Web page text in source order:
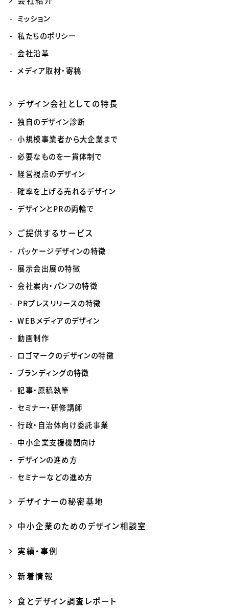
ミッション
私たちのポリシー
会社沿革
メディア取材・寄稿
デザイン会社としての特長
独自のデザイン診断
小規模事業者から大企業まで
必要なものを一貫体制で
経営視点のデザイン
確率を上げる売れるデザイン
デザインとPRの両輪で
ご提供するサービス
パッケージデザインの特徴
展示会出展の特徴
会社案内・パンフの特徴
PRプレスリリースの特徴
WEBメディアのデザイン
動画制作
ロゴマークのデザインの特徴
ブランディングの特徴
記事・原稿執筆
セミナー・研修講師
行政・自治体向け委託事業
中小企業支援機関向け
デザインの進め方
セミナーなどの進め方
デザイナーの秘密基地
中小企業のためのデザイン相談室
実績・事例
新着情報
食とデザイン調査レポート